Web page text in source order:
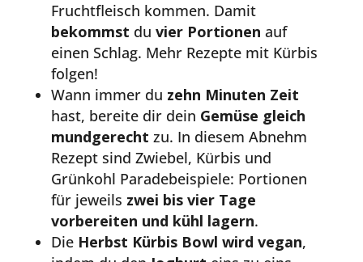
Fruchtfleisch kommen. Damit
bekommst du vier Portionen auf
einen Schlag. Mehr Rezepte mit Kürbis
folgen!
Wann immer du zehn Minuten Zeit
hast, bereite dir dein Gemüse gleich
mundgerecht zu. In diesem Abnehm
Rezept sind Zwiebel, Kürbis und
Grünkohl Paradebeispiele: Portionen
für jeweils zwei bis vier Tage
vorbereiten und kühl lagern.
Die Herbst Kürbis Bowl wird vegan,